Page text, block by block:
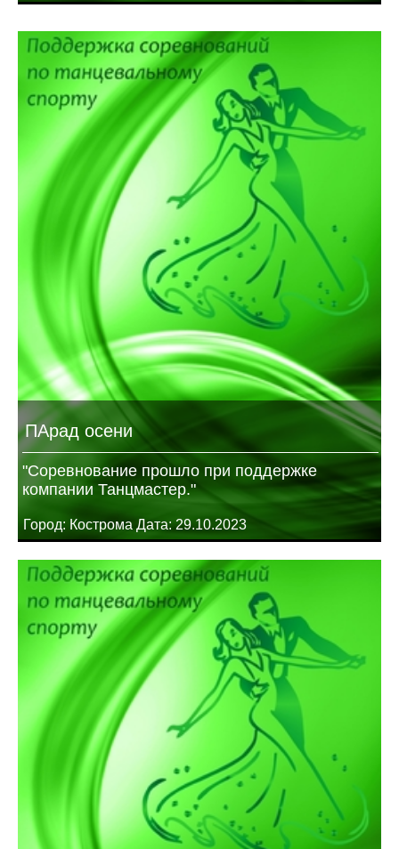
ПАрад осени
"Соревнование прошло при поддержке
компании Танцмастер."
Город: Кострома Дата: 29.10.2023